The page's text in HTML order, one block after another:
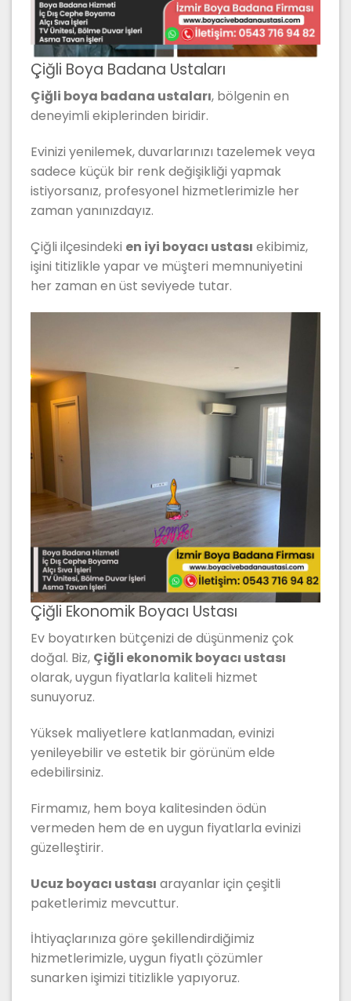
Çiğli Boya Badana Ustaları
Çiğli boya badana ustaları, bölgenin en
deneyimli ekiplerinden biridir.
Evinizi yenilemek, duvarlarınızı tazelemek veya
sadece küçük bir renk değişikliği yapmak
istiyorsanız, profesyonel hizmetlerimizle her
zaman yanınızdayız.
Çiğli ilçesindeki en iyi boyacı ustası ekibimiz,
işini titizlikle yapar ve müşteri memnuniyetini
her zaman en üst seviyede tutar.
Çiğli Ekonomik Boyacı Ustası
Ev boyatırken bütçenizi de düşünmeniz çok
doğal. Biz, Çiğli ekonomik boyacı ustası
olarak, uygun fiyatlarla kaliteli hizmet
sunuyoruz.
Yüksek maliyetlere katlanmadan, evinizi
yenileyebilir ve estetik bir görünüm elde
edebilirsiniz.
Firmamız, hem boya kalitesinden ödün
vermeden hem de en uygun fiyatlarla evinizi
güzelleştirir.
Ucuz boyacı ustası arayanlar için çeşitli
paketlerimiz mevcuttur.
İhtiyaçlarınıza göre şekillendirdiğimiz
hizmetlerimizle, uygun fiyatlı çözümler
sunarken işimizi titizlikle yapıyoruz.